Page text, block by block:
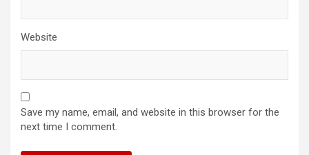
Website
Save my name, email, and website in this browser for the
next time I comment.